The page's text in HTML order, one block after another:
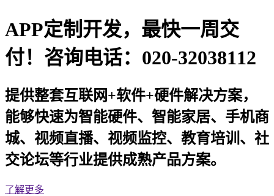
APP定制开发，最快一周交
付！咨询电话：020-32038112
提供整套互联网+软件+硬件解决方案，
能够快速为智能硬件、智能家居、手机商
城、视频直播、视频监控、教育培训、社
交论坛等行业提供成熟产品方案。
了解更多